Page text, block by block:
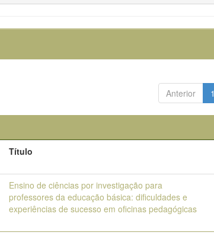
Anterior 1
Título
Ensino de ciências por investigação para
professores da educação básica: dificuldades e
experiências de sucesso em oficinas pedagógicas